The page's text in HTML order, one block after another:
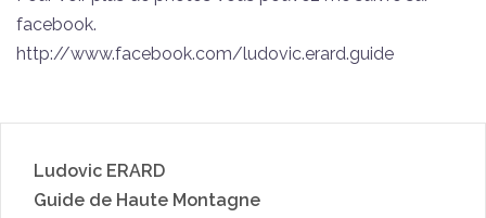
facebook.
http://www.facebook.com/ludovic.erard.guide
Ludovic ERARD
Guide de Haute Montagne